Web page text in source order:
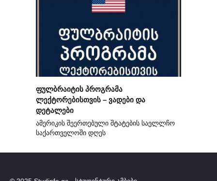
ფულბრაიტის პროგრამა
ლექტორებისთვის – ვადები და
დეტალები
ამერიკის შეერთებული შტატების საელლჩო
საქართველოში დღეს